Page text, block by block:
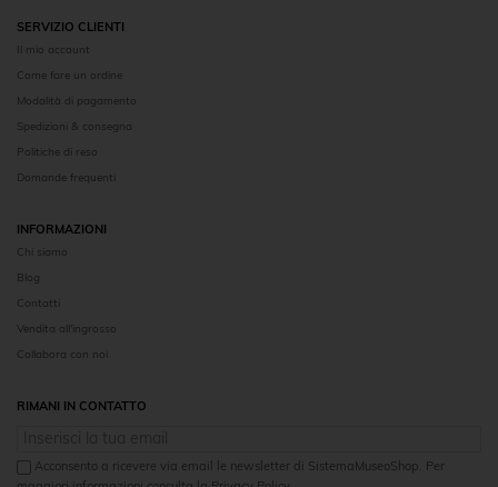
SERVIZIO CLIENTI
Il mio account
Come fare un ordine
Modalità di pagamento
Spedizioni & consegna
Politiche di reso
Domande frequenti
INFORMAZIONI
Chi siamo
Blog
Contatti
Vendita all'ingrosso
Collabora con noi
RIMANI IN CONTATTO
Acconsento a ricevere via email le newsletter di SistemaMuseoShop. Per